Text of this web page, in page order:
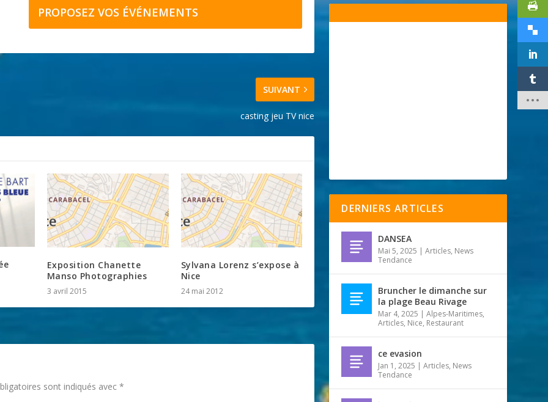
PROPOSEZ VOS ÉVÉNEMENTS
SUIVANT
casting jeu TV nice
Exposition Chanette
Manso Photographies
3 avril 2015
Sylvana Lorenz s’expose à
Nice
24 mai 2012
sont indiqués avec*
DERNIERS ARTICLES
DANSEA
Mai 5, 2025 |Articles, News
Tendance
Bruncher le dimanche sur
la plage Beau Rivage
Mar 4, 2025 |Alpes-Maritimes,
Articles, Nice, Restaurant
ce evasion
Jan 1, 2025 |Articles, News
Tendance